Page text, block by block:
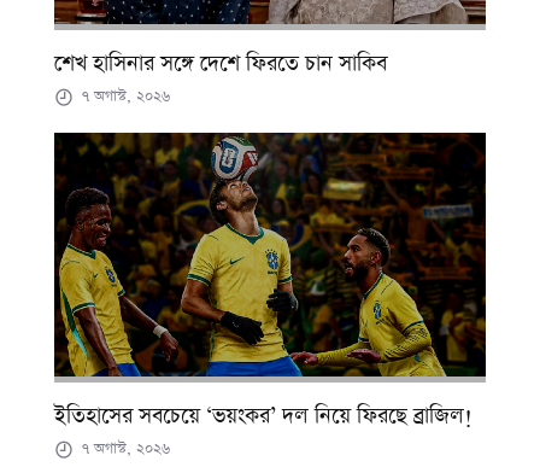
শেখ হাসিনার সঙ্গে দেশে ফিরতে চান সাকিব
৭ অগাস্ট, ২০২৬
ইতিহাসের সবচেয়ে ‘ভয়ংকর’ দল নিয়ে ফিরছে ব্রাজিল!
৭ অগাস্ট, ২০২৬